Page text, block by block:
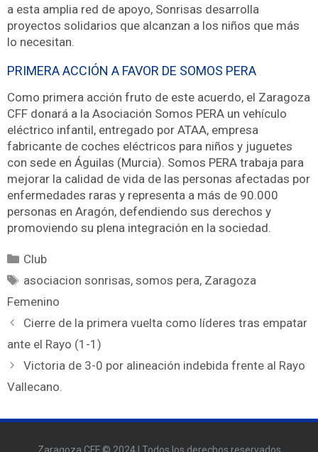
a esta amplia red de apoyo, Sonrisas desarrolla
proyectos solidarios que alcanzan a los niños que más
lo necesitan.
PRIMERA ACCIÓN A FAVOR DE SOMOS PERA
Como primera acción fruto de este acuerdo, el Zaragoza
CFF donará a la Asociación Somos PERA un vehículo
eléctrico infantil, entregado por ATAA, empresa
fabricante de coches eléctricos para niños y juguetes
con sede en Águilas (Murcia). Somos PERA trabaja para
mejorar la calidad de vida de las personas afectadas por
enfermedades raras y representa a más de 90.000
personas en Aragón, defendiendo sus derechos y
promoviendo su plena integración en la sociedad.
Club
asociacion sonrisas,somos pera, Zaragoza
Femenino
Cierre de la primera vuelta como líderes tras empatar
ante el Rayo (1-1)
Victoria de 3-0 por alineación indebida frente al Rayo
Vallecano.